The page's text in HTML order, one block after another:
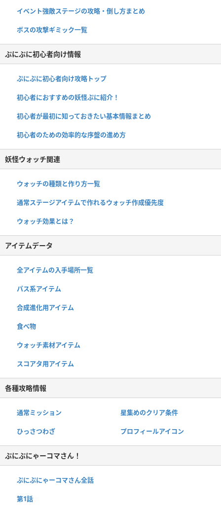
イベント強敵ステージの攻略・倒し方まとめ
ボスの攻撃ギミック一覧
ぷにぷに初心者向け情報
ぷにぷに初心者向け攻略トップ
初心者におすすめの妖怪ぷに紹介！
初心者が最初に知っておきたい基本情報まとめ
初心者のための効率的な序盤の進め方
妖怪ウォッチ関連
ウォッチの種類と作り方一覧
通常ステージアイテムで作れるウォッチ作成優先度
ウォッチ効果とは？
アイテムデータ
全アイテムの入手場所一覧
パス系アイテム
合成進化用アイテム
食べ物
ウォッチ素材アイテム
スコアタ用アイテム
各種攻略情報
通常ミッション 星集めのクリア条件
ひっさつわざ プロフィールアイコン
ぷにぷにゃーコマさん！
ぷにぷにゃーコマさん全話
第1話